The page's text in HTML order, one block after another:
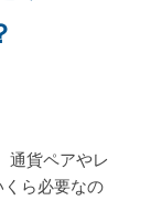
通貨ペアやレ
ら必要なの